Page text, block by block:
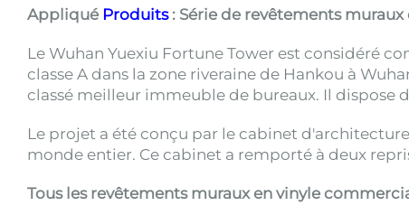
Appliqué Produits : Série de revêtements muraux
Le Wuhan Yuexiu Fortune Tower est considéré
classe A dans la zone riveraine de Hankou à
classé meilleur immeuble de bureaux. Il dispose
Le projet a été conçu par le cabinet
monde entier. Ce cabinet a remporté à deux
Tous les revêtements muraux en vinyle